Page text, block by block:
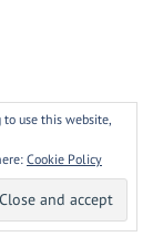
to use this website,
Cookie Policy